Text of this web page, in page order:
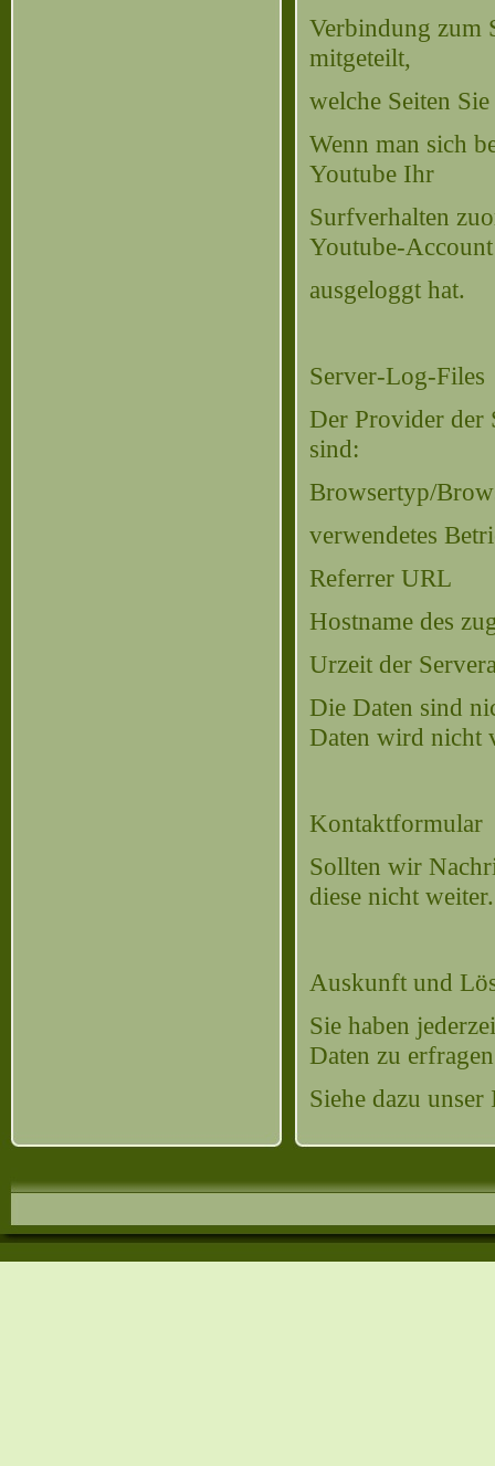
Verbindung zum
mitgeteilt,
welche Seiten
Wenn man sich
Youtube Ihr
Surfverhalten
Youtube-Account
ausgeloggt hat.
Server-Log-Files
Der Provider der
sind:
Browsertyp/
verwendetes
Referrer URL
Hostname des
Urzeit der
Die Daten sind
Daten wird nicht
Kontaktformular
Sollten wir
diese nicht weiter.
Auskunft und
Sie haben
Daten zu
Siehe dazu unser